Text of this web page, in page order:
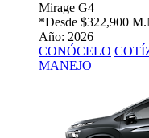
Mirage G4
*Desde $322,900
Año: 2026
CONÓCELO
MANEJO